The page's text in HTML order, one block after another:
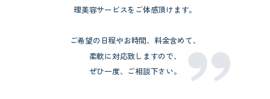
理美容サービスをご体感頂けます。
ご希望の日程やお時間、料金含めて、
柔軟に対応致しますので、
ぜひ一度、ご相談下さい。